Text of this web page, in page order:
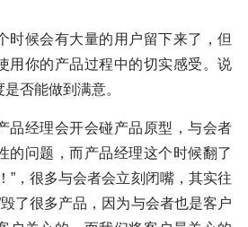
时候会有大量的用户留下来了，但
用你的产品过程中的切实感受。说
否能做到满意。
品经理会开会碰产品原型，与会者
的问题，而产品经理这个时候翻了
”，很多与会者会立刻闭嘴，其实往
了很多产品，因为与会者也是客户